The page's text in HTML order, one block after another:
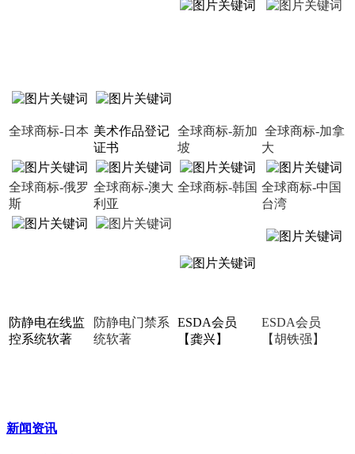
全球商标-日本 美术作品登记
证书
全球商标-新加
坡
全球商标-加拿
大
全球商标-俄罗
斯
全球商标-澳大
利亚
全球商标-韩国 全球商标-中国
台湾
防静电在线监
控系统软著
防静电门禁系
统软著
ESDA会员
【龚兴】
ESDA会员
【胡铁强】
新闻资讯